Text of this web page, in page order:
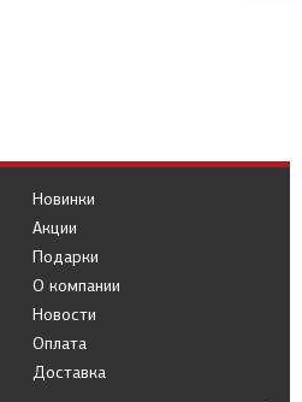
Новинки
Акции
Подарки
О компании
Новости
Оплата
Доставка